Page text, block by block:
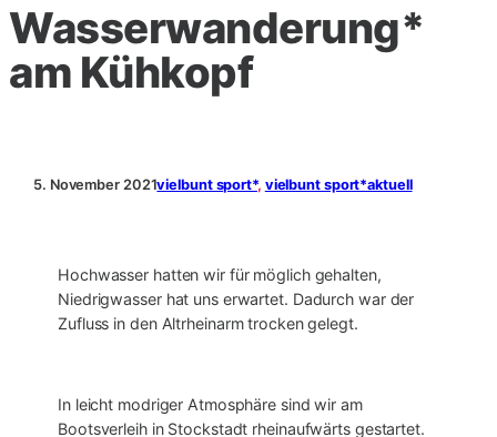
Wasserwanderung*
am Kühkopf
5. November 2021vielbunt sport*, vielbunt sport*aktuell
Hochwasser hatten wir für möglich gehalten,
Niedrigwasser hat uns erwartet. Dadurch war der
Zufluss in den Altrheinarm trocken gelegt.
In leicht modriger Atmosphäre sind wir am
Bootsverleih in Stockstadt rheinaufwärts gestartet.